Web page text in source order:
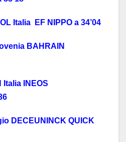
Italia EF NIPPO a 34’04
BAHRAIN
Italia INEOS
DECEUNINCK QUICK